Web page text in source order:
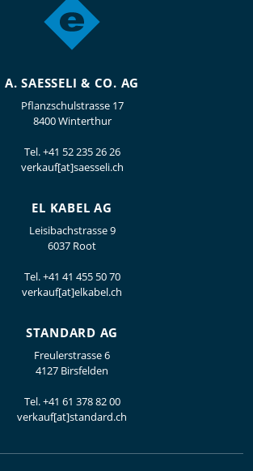
A. SAESSELI & CO. AG
Pflanzschulstrasse 17
8400 Winterthur
Tel.+41 52 235 26 26
verkauf[at]saesseli.ch
EL KABEL AG
Leisibachstrasse 9
6037 Root
Tel.+41 41 455 50 70
verkauf[at]elkabel.ch
STANDARD AG
Freulerstrasse 6
4127 Birsfelden
Tel.+41 61 378 82 00
verkauf[at]standard.ch